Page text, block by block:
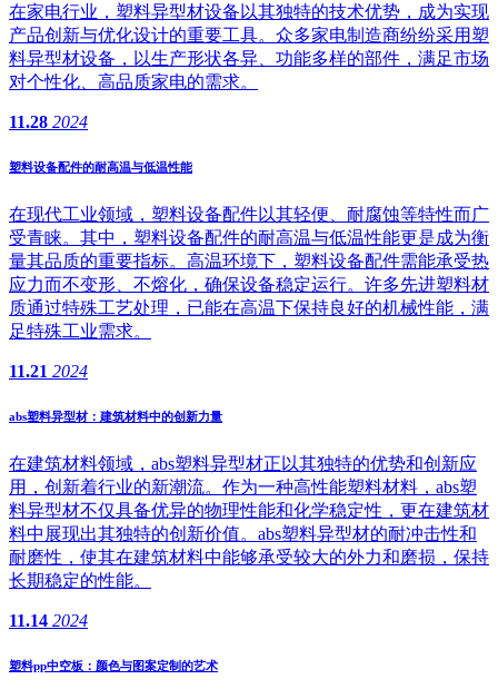
在家电行业，塑料异型材设备以其独特的技术优势，成为实现
产品创新与优化设计的重要工具。众多家电制造商纷纷采用塑
料异型材设备，以生产形状各异、功能多样的部件，满足市场
对个性化、高品质家电的需求。
11.28 2024
塑料设备配件的耐高温与低温性能
在现代工业领域，塑料设备配件以其轻便、耐腐蚀等特性而广
受青睐。其中，塑料设备配件的耐高温与低温性能更是成为衡
量其品质的重要指标。高温环境下，塑料设备配件需能承受热
应力而不变形、不熔化，确保设备稳定运行。许多先进塑料材
质通过特殊工艺处理，已能在高温下保持良好的机械性能，满
足特殊工业需求。
11.21 2024
abs塑料异型材：建筑材料中的创新力量
在建筑材料领域，abs塑料异型材正以其独特的优势和创新应
用，创新着行业的新潮流。作为一种高性能塑料材料，abs塑
料异型材不仅具备优异的物理性能和化学稳定性，更在建筑材
料中展现出其独特的创新价值。abs塑料异型材的耐冲击性和
耐磨性，使其在建筑材料中能够承受较大的外力和磨损，保持
长期稳定的性能。
11.14 2024
塑料pp中空板：颜色与图案定制的艺术